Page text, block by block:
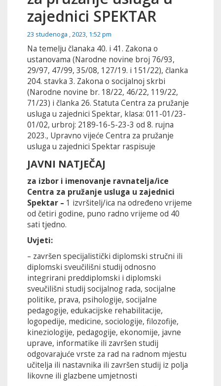
zajednici SPEKTAR
23 studenoga , 2023, 1:52 pm
Na temelju članaka 40. i 41. Zakona o
ustanovama (Narodne novine broj 76/93,
29/97, 47/99, 35/08, 127/19. i 151/22), članka
204. stavka 3. Zakona o socijalnoj skrbi
(Narodne novine br. 18/22, 46/22, 119/22,
71/23) i članka 26. Statuta Centra za pružanje
usluga u zajednici Spektar, klasa: 011-01/23-
01/02, urbroj: 2189-16-5-23-3 od 8. rujna
2023., Upravno vijeće Centra za pružanje
usluga u zajednici Spektar raspisuje
JAVNI NATJEČAJ
za izbor i imenovanje ravnatelja/ice
Centra za pružanje usluga u zajednici
Spektar – 1 izvršitelj/ica na određeno vrijeme
od četiri godine, puno radno vrijeme od 40
sati tjedno.
Uvjeti:
– završen specijalistički diplomski stručni ili
diplomski sveučilišni studij odnosno
integrirani preddiplomski i diplomski
sveučilišni studij socijalnog rada, socijalne
politike, prava, psihologije, socijalne
pedagogije, edukacijske rehabilitacije,
logopedije, medicine, sociologije, filozofije,
kineziologije, pedagogije, ekonomije, javne
uprave, informatike ili završen studij
odgovarajuće vrste za rad na radnom mjestu
učitelja ili nastavnika ili završen studij iz polja
likovne ili glazbene umjetnosti